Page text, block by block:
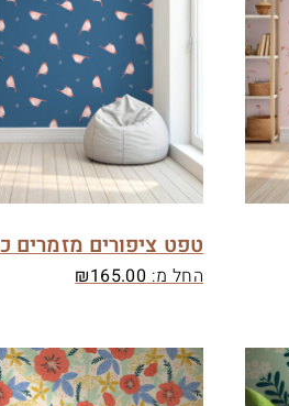
טפט ציפורים מזמרים
החל מ: ₪165.00